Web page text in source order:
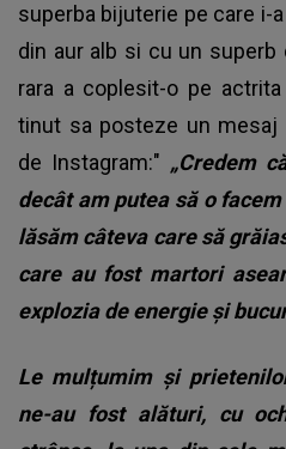
superba bijuterie pe care i-
din aur alb si cu un superb
rara a coplesit-o pe
tinut sa posteze un mesaj
de Instagram:" „Credem
decât am putea să o
lăsăm câteva care să
care au fost martori
explozia de energie și
Le mulțumim și
ne-au fost alături, cu